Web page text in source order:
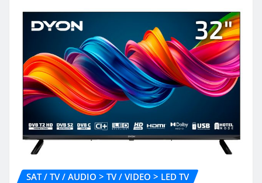
SAT / TV / AUDIO > TV / VIDEO > LED TV